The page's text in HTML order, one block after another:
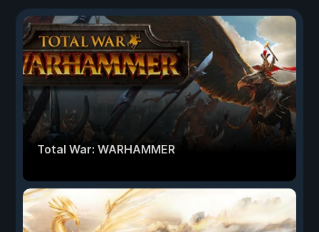
Total War: WARHAMMER